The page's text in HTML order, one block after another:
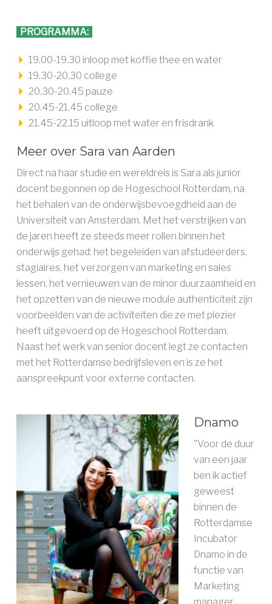
PROGRAMMA:
19.00-19.30 inloop met koffie thee en water
19.30-20.30 college
20.30-20.45 pauze
20.45-21.45 college
21.45-22.15 uitloop met water en frisdrank
Meer over Sara van Aarden
Direct na haar studie en wereldreis is Sara als junior
docent begonnen op de Hogeschool Rotterdam, na
het behalen van de onderwijsbevoegdheid aan de
Universiteit van Amsterdam. Met het verstrijken van
de jaren heeft ze steeds meer rollen binnen het
onderwijs gehad: het begeleiden van afstudeerders,
stagiaires, het verzorgen van marketing en sales
lessen, het vernieuwen van de minor duurzaamheid en
het opzetten van de nieuwe module authenticiteit zijn
voorbeelden van de activiteiten die ze met plezier
heeft uitgevoerd op de Hogeschool Rotterdam.
Naast het werk van senior docent legt ze contacten
met het Rotterdamse bedrijfsleven en is ze het
aanspreekpunt voor externe contacten.
Dnamo
"Voor de duur
van een jaar
ben ik actief
geweest
binnen de
Rotterdamse
Incubator
Dnamo in de
functie van
Marketing
manager.